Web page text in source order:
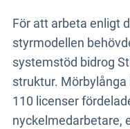
För att arbeta enligt
styrmodellen
systemstöd bidrog
struktur.
110 licenser
nyckelmedarbetare,